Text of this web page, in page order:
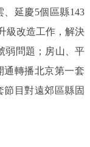
延慶5個區縣143
級改造工作，解決
弱問題；房山、平
通轉播北京第一套
目對遠郊區縣固